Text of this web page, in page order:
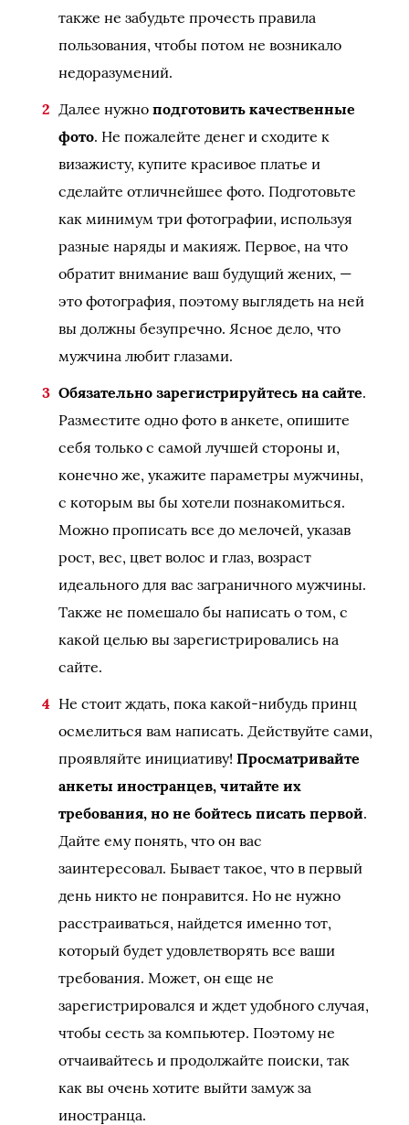
также не забудьте прочесть правила
пользования, чтобы потом не возникало
недоразумений.
Далее нужно подготовить качественные
фото. Не пожалейте денег и сходите к
визажисту, купите красивое платье и
сделайте отличнейшее фото. Подготовьте
как минимум три фотографии, используя
разные наряды и макияж. Первое, на что
обратит внимание ваш будущий жених, —
это фотография, поэтому выглядеть на ней
вы должны безупречно. Ясное дело, что
мужчина любит глазами.
Обязательно зарегистрируйтесь на сайте.
Разместите одно фото в анкете, опишите
себя только с самой лучшей стороны и,
конечно же, укажите параметры мужчины,
с которым вы бы хотели познакомиться.
Можно прописать все до мелочей, указав
рост, вес, цвет волос и глаз, возраст
идеального для вас заграничного мужчины.
Также не помешало бы написать о том, с
какой целью вы зарегистрировались на
сайте.
Не стоит ждать, пока какой-нибудь принц
осмелиться вам написать. Действуйте сами,
проявляйте инициативу! Просматривайте
анкеты иностранцев, читайте их
требования, но не бойтесь писать первой.
Дайте ему понять, что он вас
заинтересовал. Бывает такое, что в первый
день никто не понравится. Но не нужно
расстраиваться, найдется именно тот,
который будет удовлетворять все ваши
требования. Может, он еще не
зарегистрировался и ждет удобного случая,
чтобы сесть за компьютер. Поэтому не
отчаивайтесь и продолжайте поиски, так
как вы очень хотите выйти замуж за
иностранца.